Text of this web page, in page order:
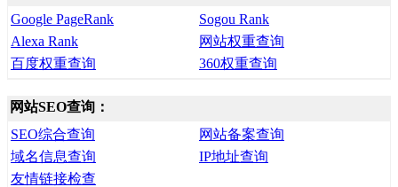
Google PageRank
Sogou Rank
Alexa Rank
网站权重查询
百度权重查询
360权重查询
网站SEO查询：
SEO综合查询
网站备案查询
域名信息查询
IP地址查询
友情链接检查